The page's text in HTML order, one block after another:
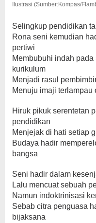
Ilustrasi (Sumber:Kompas/
Selingkup pendidikan
Rona seni kemudian
pertiwi
Membubuhi indah
kurikulum
Menjadi rasul
Menuju imaji terlampau
Hiruk pikuk serentetan
pendidikan
Menjejak di hati setiap
Budaya hadir
bangsa
Seni hadir dalam
Lalu mencuat sebuah
Namun indoktrinisasi
Sebab citra penguasa
bijaksana